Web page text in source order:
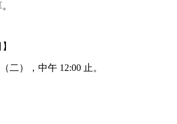
二），中午 12:00 止。